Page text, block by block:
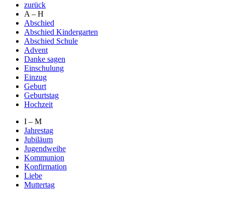
zurück
A – H
Abschied
Abschied Kindergarten
Abschied Schule
Advent
Danke sagen
Einschulung
Einzug
Geburt
Geburtstag
Hochzeit
I – M
Jahrestag
Jubiläum
Jugendweihe
Kommunion
Konfirmation
Liebe
Muttertag